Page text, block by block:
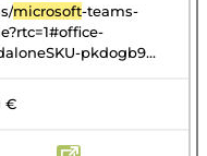
microsoft-teams-
pkdogb9...
€